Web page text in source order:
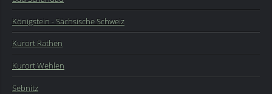
Königstein - Sächsische Schweiz
Kurort Rathen
Kurort Wehlen
Sebnitz